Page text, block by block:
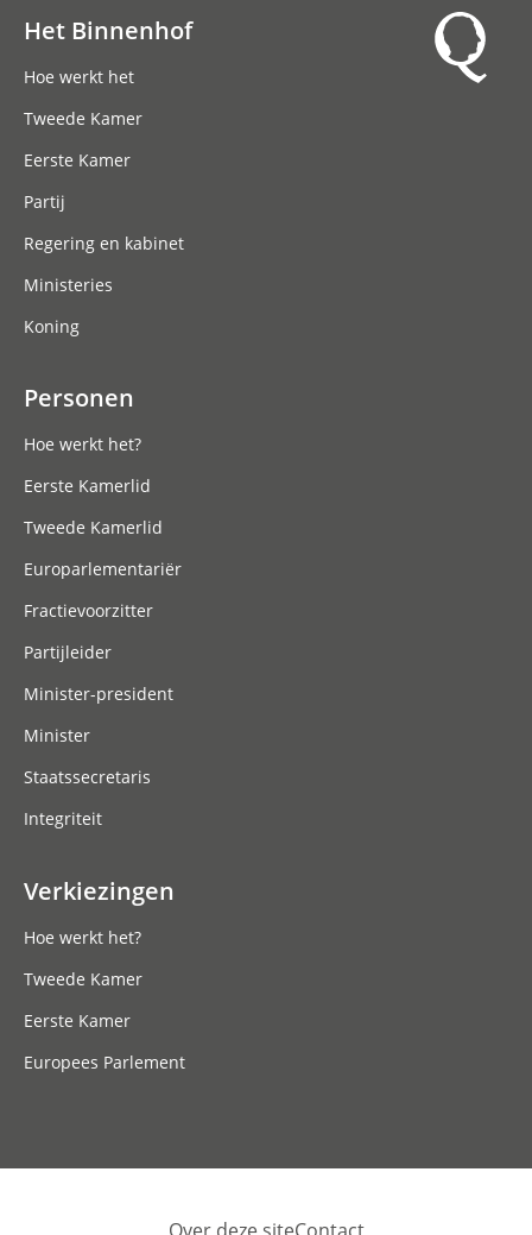
Het Binnenhof
Hoe werkt het
Tweede Kamer
Eerste Kamer
Partij
Regering en kabinet
Ministeries
Koning
Personen
Hoe werkt het?
Eerste Kamerlid
Tweede Kamerlid
Europarlementariër
Fractievoorzitter
Partijleider
Minister-president
Minister
Staatssecretaris
Integriteit
Verkiezingen
Hoe werkt het?
Tweede Kamer
Eerste Kamer
Europees Parlement